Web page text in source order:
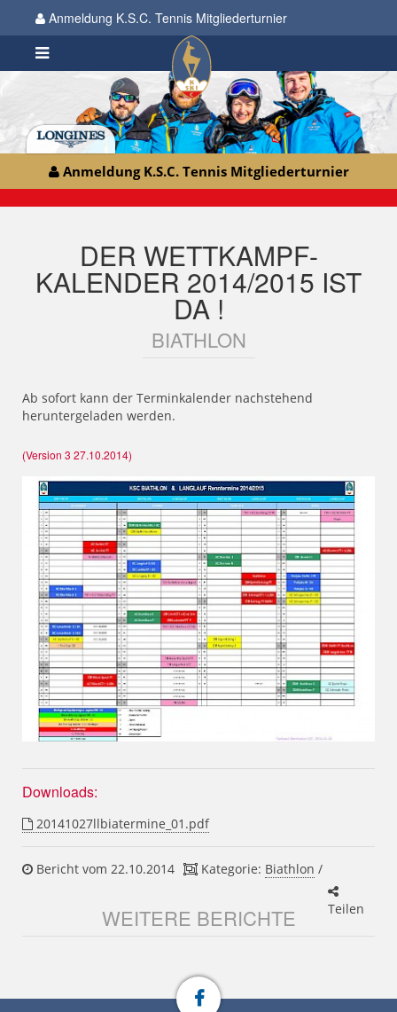
Anmeldung K.S.C. Tennis Mitgliederturnier
Anmeldung K.S.C. Tennis Mitgliederturnier
DER WETTKAMPF-
KALENDER 2014/2015 IST
DA !
BIATHLON
Ab sofort kann der Terminkalender nachstehend
heruntergeladen werden.
(Version 3 27.10.2014)
Downloads:
20141027llbiatermine_01.pdf
Bericht vom 22.10.2014 Kategorie: Biathlon /
Teilen
WEITERE BERICHTE